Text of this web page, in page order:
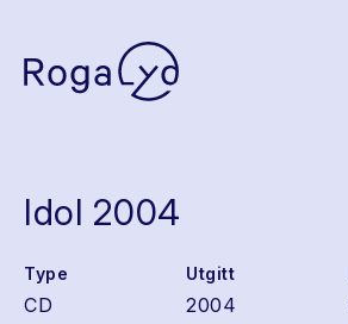
Idol 2004
Type
CD
Utgitt
2004